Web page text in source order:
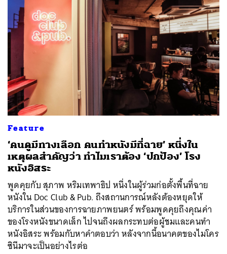
Feature
‘คนดูมีทางเลือก คนทำหนังมีที่ฉาย’ หนึ่งใน
เหตุผลสำคัญว่า ทำไมเราต้อง ‘ปกป้อง’ โรง
หนังอิสระ
พูดคุยกับ สุภาพ หริมเทพาธิป หนึ่งในผู้ร่วมก่อตั้งพื้นที่ฉาย
หนังใน Doc Club & Pub. ถึงสถานการณ์หลังต้องหยุดให้
บริการในส่วนของการฉายภาพยนตร์ พร้อมพูดคุยถึงคุณค่า
ของโรงหนังขนาดเล็ก ไปจนถึงผลกระทบต่อผู้ชมและคนทำ
หนังอิสระ พร้อมกับหาคำตอบว่า หลังจากนี้อนาคตของไมโคร
ซินีมาจะเป็นอย่างไรต่อ